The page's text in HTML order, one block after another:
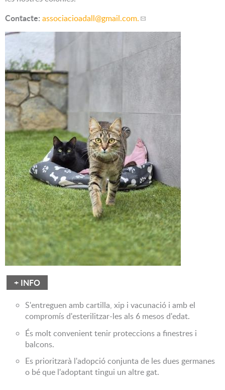
Contacte: associacioadall@gmail.com.
+ INFO
S'entreguen amb cartilla, xip i vacunació i amb el
compromís d'esterilitzar-les als 6 mesos d'edat.
És molt convenient tenir proteccions a finestres i
balcons.
Es prioritzarà l'adopció conjunta de les dues germanes
o bé que l'adoptant tingui un altre gat.